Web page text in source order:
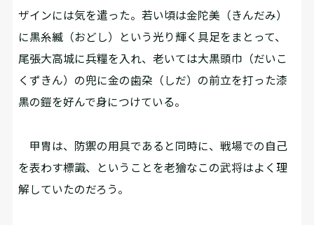
ザインには気を遣った。若い頃は金陀美（きんだみ）
に黒糸縅（おどし）という光り輝く具足をまとって、
尾張大高城に兵糧を入れ、老いては大黒頭巾（だいこ
くずきん）の兜に金の歯朶（しだ）の前立を打った漆
黒の鎧を好んで身につけている。
甲冑は、防禦の用具であると同時に、戦場での自己
を表わす標識、ということを老獪なこの武将はよく理
解していたのだろう。